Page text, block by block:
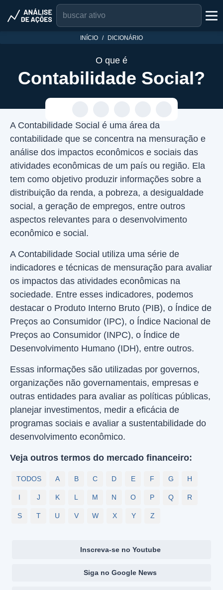
INÍCIO DICIONÁRIO
O que é
Contabilidade Social?
A Contabilidade Social é uma área da
contabilidade que se concentra na mensuração e
análise dos impactos econômicos e sociais das
atividades econômicas de um país ou região. Ela
tem como objetivo produzir informações sobre a
distribuição da renda, a pobreza, a desigualdade
social, a geração de empregos, entre outros
aspectos relevantes para o desenvolvimento
econômico e social.
A Contabilidade Social utiliza uma série de
indicadores e técnicas de mensuração para avaliar
os impactos das atividades econômicas na
sociedade. Entre esses indicadores, podemos
destacar o Produto Interno Bruto (PIB), o Índice de
Preços ao Consumidor (IPC), o Índice Nacional de
Preços ao Consumidor (INPC), o Índice de
Desenvolvimento Humano (IDH), entre outros.
Essas informações são utilizadas por governos,
organizações não governamentais, empresas e
outras entidades para avaliar as políticas públicas,
planejar investimentos, medir a eficácia de
programas sociais e avaliar a sustentabilidade do
desenvolvimento econômico.
Veja outros termos do mercado financeiro:
TODOS A B C D E F G H
I J K L M N O P Q R
S T U V W X Y Z
Inscreva-se no Youtube
Siga no Google News